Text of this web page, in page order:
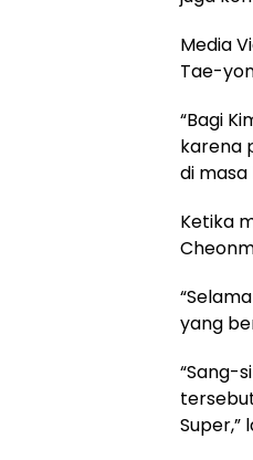
Media
Tae-
“Bagi
karena
di masa
Ketika
yang
“Sang-
Super,”